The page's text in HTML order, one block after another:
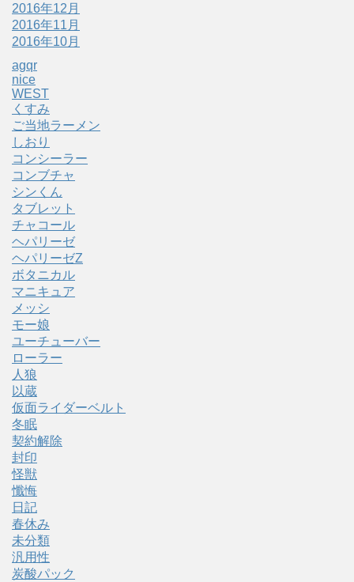
2016年12月
2016年11月
2016年10月
agqr
nice
WEST
くすみ
ご当地ラーメン
しおり
コンシーラー
コンブチャ
シンくん
タブレット
チャコール
ヘパリーゼ
ヘパリーゼZ
ボタニカル
マニキュア
メッシ
モー娘
ユーチューバー
ローラー
人狼
以蔵
仮面ライダーベルト
冬眠
契約解除
封印
怪獣
懺悔
日記
春休み
未分類
汎用性
炭酸パック